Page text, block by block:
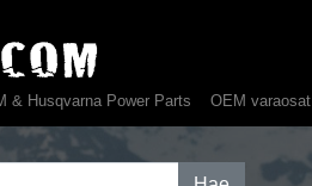
& Husqvarna Power Parts OEM varaosat